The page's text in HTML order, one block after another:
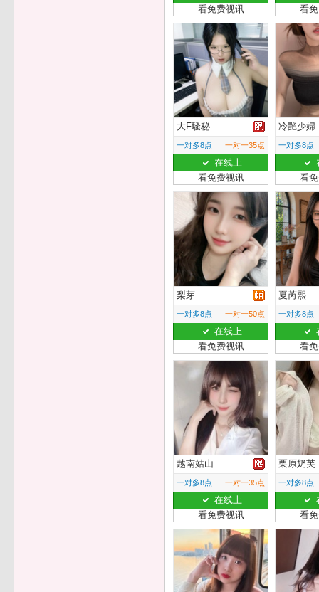
看免费视讯
看
大F騷秘
一对多8点 一对一35点
在线上
看免费视讯
冷艷少婦
一对多8点
看
梨芽
一对多8点 一对一50点
在线上
看免费视讯
夏芮熙
一对多8点
看
越南姑山
一对多8点 一对一35点
在线上
看免费视讯
栗原奶芙
一对多8点
看